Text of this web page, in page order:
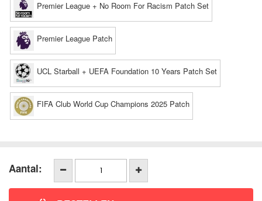
Premier League + No Room For Racism Patch Set
Premier League Patch
UCL Starball + UEFA Foundation 10 Years Patch Set
FIFA Club World Cup Champions 2025 Patch
Aantal: